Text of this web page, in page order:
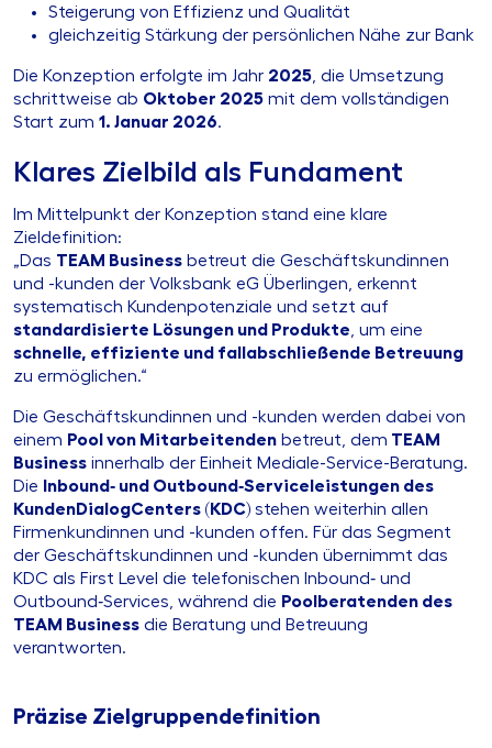
Steigerung von Effizienz und Qualität
gleichzeitig Stärkung der persönlichen Nähe zur Bank
Die Konzeption erfolgte im Jahr 2025, die Umsetzung
schrittweise ab Oktober 2025 mit dem vollständigen
Start zum 1. Januar 2026.
Klares Zielbild als Fundament
Im Mittelpunkt der Konzeption stand eine klare
Zieldefinition:
„Das TEAM Business betreut die Geschäftskundinnen
und -kunden der Volksbank eG Überlingen, erkennt
systematisch Kundenpotenziale und setzt auf
standardisierte Lösungen und Produkte, um eine
schnelle, effiziente und fallabschließende Betreuung
zu ermöglichen.“
Die Geschäftskundinnen und -kunden werden dabei von
einem Pool von Mitarbeitenden betreut, dem TEAM
Business innerhalb der Einheit Mediale-Service-Beratung.
Die
Inbound‑ und Outbound‑Serviceleistungen des
KundenDialogCenters (KDC) stehen weiterhin allen
Firmenkundinnen und -kunden offen. Für das Segment
der Geschäftskundinnen und -kunden übernimmt das
KDC als First Level die telefonischen Inbound‑ und
Outbound‑Services, während die Poolberatenden des
TEAM Business die Beratung und Betreuung
verantworten.
Präzise Zielgruppendefinition